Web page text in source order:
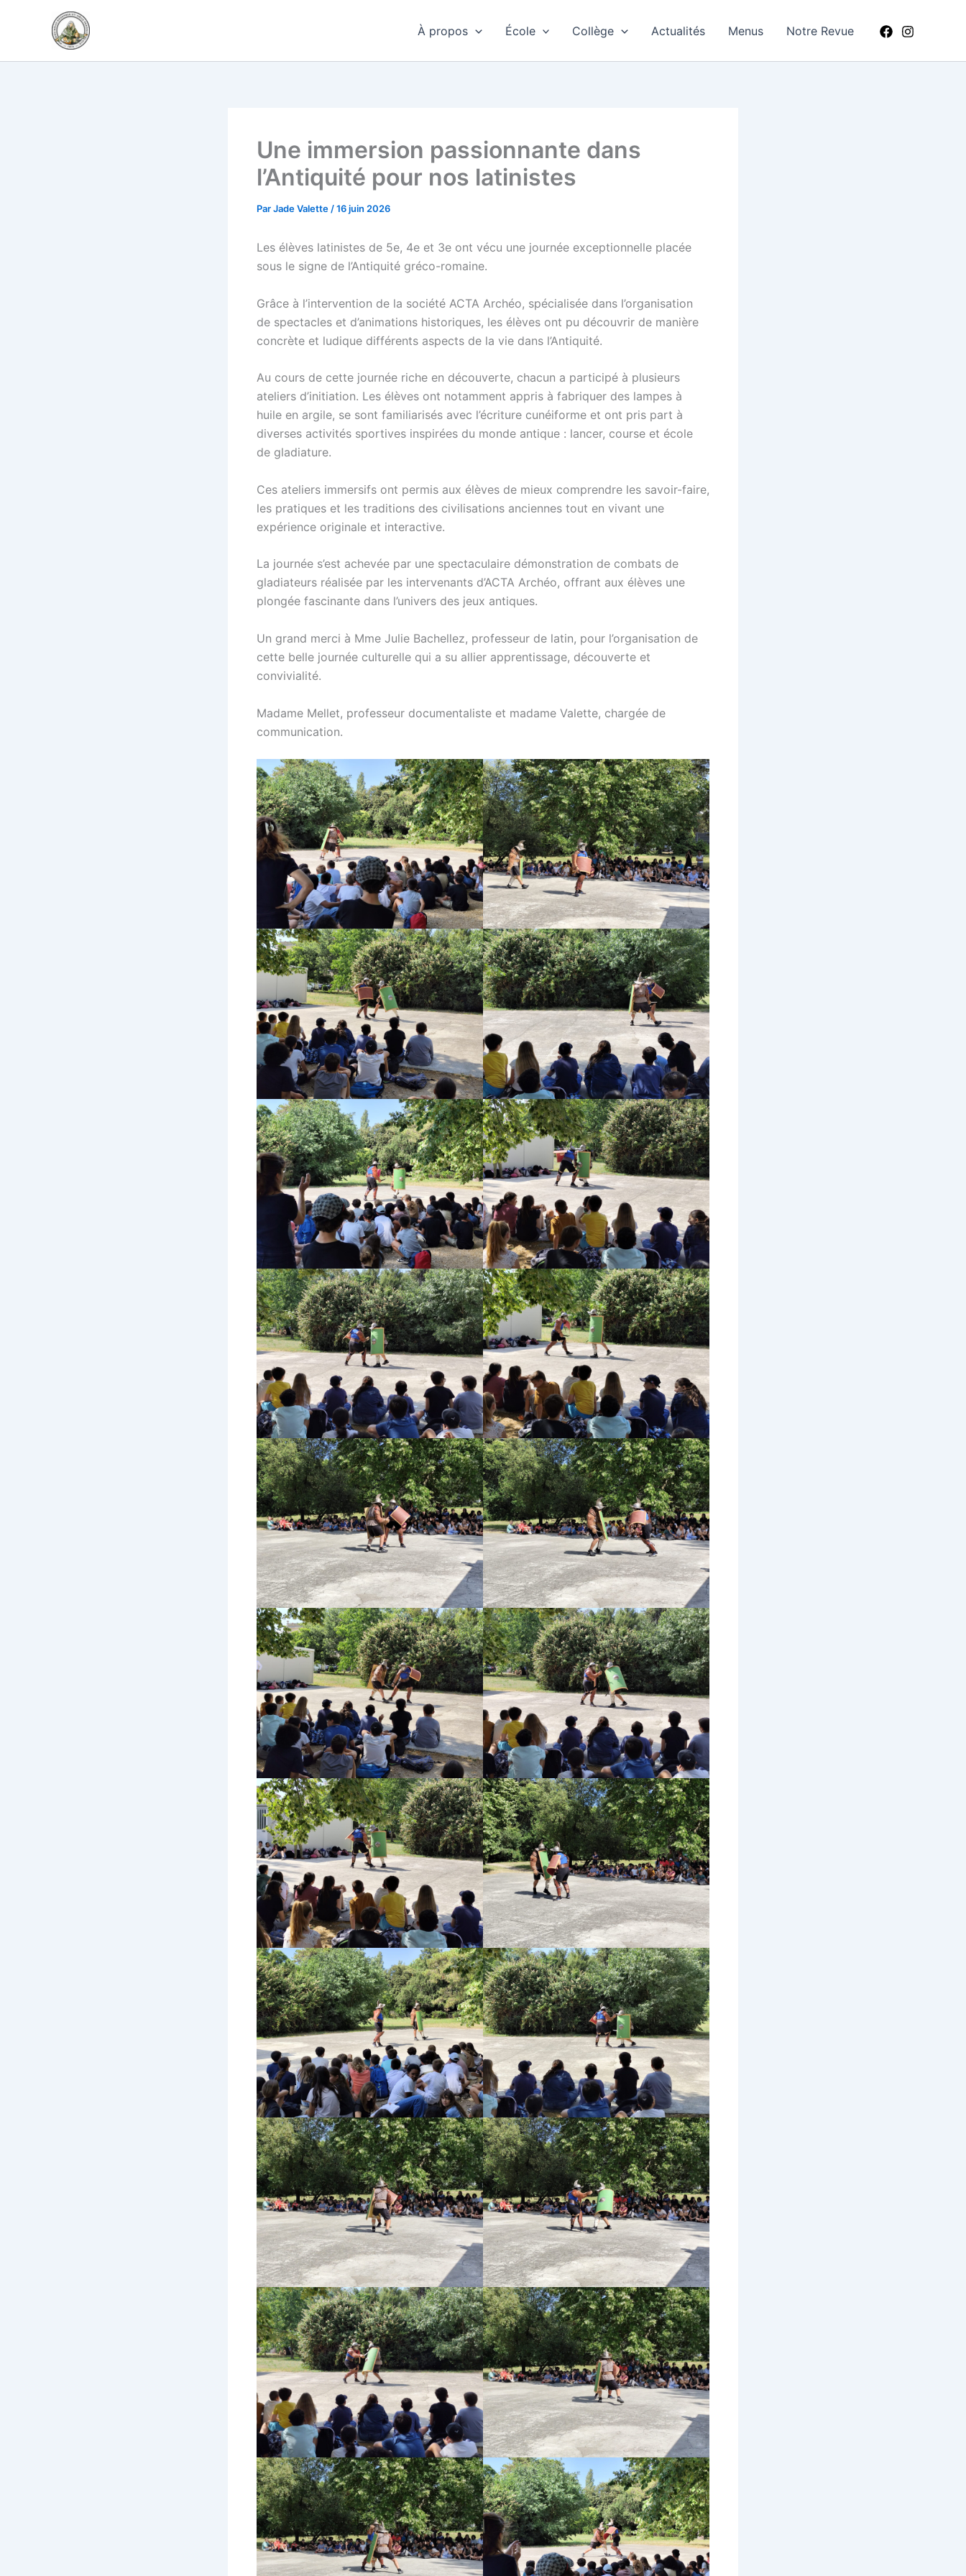
À propos École Collège Actualités Menus Notre Revue
Une immersion passionnante dans
l’Antiquité pour nos latinistes
ParJade Valette /16 juin 2026
Les élèves latinistes de 5e, 4e et 3e ont vécu une journée exceptionnelle placée
sous le signe de l’Antiquité gréco-romaine.
Grâce à l’intervention de la société ACTA Archéo, spécialisée dans l’organisation
de spectacles et d’animations historiques, les élèves ont pu découvrir de manière
concrète et ludique différents aspects de la vie dans l’Antiquité.
Au cours de cette journée riche en découverte, chacun a participé à plusieurs
ateliers d’initiation. Les élèves ont notamment appris à fabriquer des lampes à
huile en argile, se sont familiarisés avec l’écriture cunéiforme et ont pris part à
diverses activités sportives inspirées du monde antique : lancer, course et école
de gladiature.
Ces ateliers immersifs ont permis aux élèves de mieux comprendre les savoir-faire,
les pratiques et les traditions des civilisations anciennes tout en vivant une
expérience originale et interactive.
La journée s’est achevée par une spectaculaire démonstration de combats de
gladiateurs réalisée par les intervenants d’ACTA Archéo, offrant aux élèves une
plongée fascinante dans l’univers des jeux antiques.
Un grand merci à Mme Julie Bachellez, professeur de latin, pour l’organisation de
cette belle journée culturelle qui a su allier apprentissage, découverte et
convivialité.
Madame Mellet, professeur documentaliste et madame Valette, chargée de
communication.